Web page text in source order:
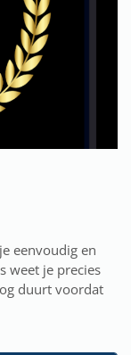
eenvoudig en
weet je precies
duurt voordat